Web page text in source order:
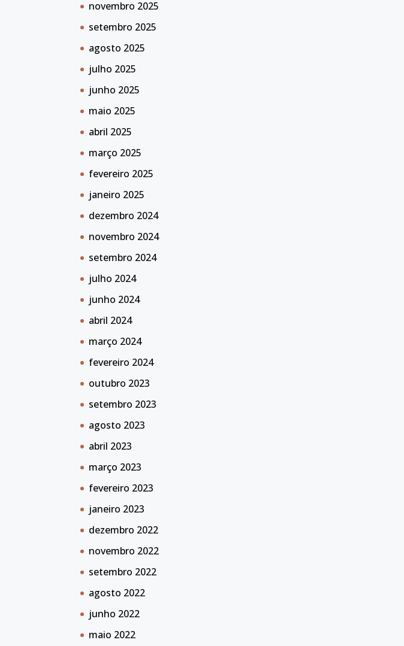
novembro 2025
setembro 2025
agosto 2025
julho 2025
junho 2025
maio 2025
abril 2025
março 2025
fevereiro 2025
janeiro 2025
dezembro 2024
novembro 2024
setembro 2024
julho 2024
junho 2024
abril 2024
março 2024
fevereiro 2024
outubro 2023
setembro 2023
agosto 2023
abril 2023
março 2023
fevereiro 2023
janeiro 2023
dezembro 2022
novembro 2022
setembro 2022
agosto 2022
junho 2022
maio 2022